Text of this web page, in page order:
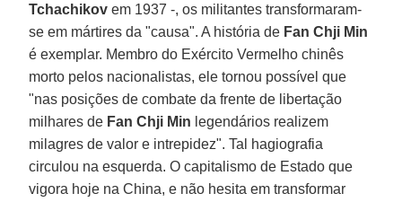
Tchachikov em 1937 -, os militantes transformaram-
se em mártires da "causa". A história de Fan Chji Min
é exemplar. Membro do Exército Vermelho chinês
morto pelos nacionalistas, ele tornou possível que
"nas posições de combate da frente de libertação
milhares de Fan Chji Min legendários realizem
milagres de valor e intrepidez". Tal hagiografia
circulou na esquerda. O capitalismo de Estado que
vigora hoje na China, e não hesita em transformar